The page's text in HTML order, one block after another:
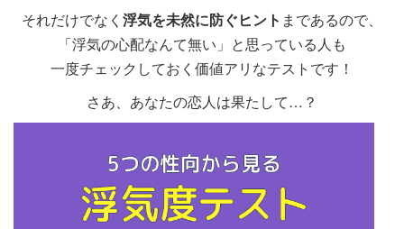
と。
この質問をすれば、彼はハッと自分の
過ちに気づくでしょう。
そして、もちろんアナタを選んでくれ
るはずですから(^o^)
彼も キレイだなぁと思って見ていたに
違いありません(^_^;)
こんな風に慌てる彼は、あなたが何も
なかったかのように忘れてくれる事を
ですので、ここは大目に見てあげまし
ょう(；・∀・)
それに、彼のこの言葉は100％本音でし
ょう！
研究結果によると、
恋人がいる人たちはキレイな女性やカ
「そんなキレイじゃなくない？」
「あなたのがもっとカッコいいと思
う。」
しかも、嘘が見え見えで…(；一_一)
こんな彼氏をお持ちの皆さんは…さぞ
かし大変でしょう。
しかし、魅力的な人を目で追ってしま
うどうしようもないことです。
見た見てないで喧嘩したくないという
彼なりの配慮かもしれないので、
この状況で冷静に顔をランキング付け
して…彼女に失礼だと思わないのでし
ょうか？ヽ(`Д´)ﾉ
あなたの彼氏は次のうちのどれかでし
「あなたを気遣う気持ちが一ミリもな
い」
「あなたを心から愛していない」
それだけでなく 浮気を未然に防ぐヒント まであるので、
「浮気の心配なんて無い」と思っている人も
一度チェックしておく価値アリなテストです！
さあ、あなたの恋人は果たして…？